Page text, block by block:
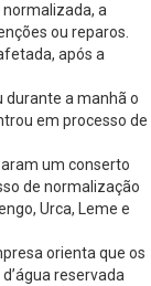
a
ou reparos.
após a
durante a manhã o
em processo de
um conserto
de normalização
Urca, Leme e
orienta que os
reservada